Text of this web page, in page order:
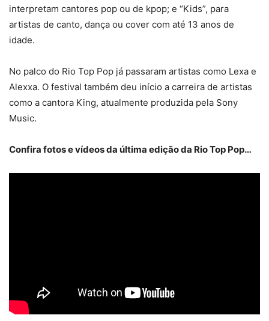
interpretam cantores pop ou de kpop; e “Kids”, para
artistas de canto, dança ou cover com até 13 anos de
idade.
No palco do Rio Top Pop já passaram artistas como Lexa e
Alexxa. O festival também deu início a carreira de artistas
como a cantora King, atualmente produzida pela Sony
Music.
Confira fotos e vídeos da última edição da Rio Top Pop…